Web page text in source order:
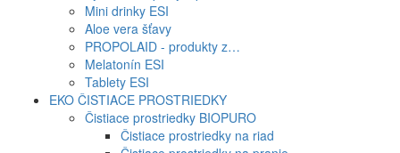
Mini drinky ESI
Aloe vera šťavy
PROPOLAID - produkty z…
Melatonín ESI
Tablety ESI
EKO ČISTIACE PROSTRIEDKY
Čistiace prostriedky BIOPURO
Čistiace prostriedky na riad